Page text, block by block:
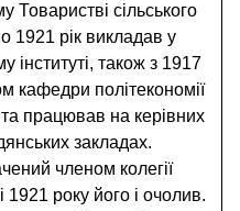
Товаристві сільського
1921 рік викладав у
інституті, також з 1917
кафедри політекономії
та працював на керівних
закладах.
членом колегії
1921 року його і очолив.